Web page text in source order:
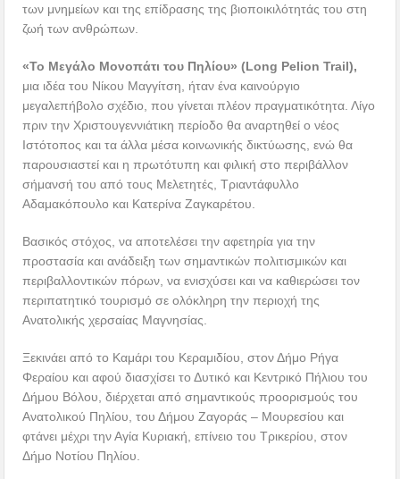
των μνημείων και της επίδρασης της βιοποικιλότητάς του στη
ζωή των ανθρώπων.
«Το Μεγάλο Μονοπάτι του Πηλίου» (Long Pelion Trail),
μια ιδέα του Νίκου Μαγγίτση, ήταν ένα καινούργιο
μεγαλεπήβολο σχέδιο, που γίνεται πλέον πραγματικότητα. Λίγο
πριν την Χριστουγεννιάτικη περίοδο θα αναρτηθεί ο νέος
Ιστότοπος και τα άλλα μέσα κοινωνικής δικτύωσης, ενώ θα
παρουσιαστεί και η πρωτότυπη και φιλική στο περιβάλλον
σήμανσή του από τους Μελετητές, Τριαντάφυλλο
Αδαμακόπουλο και Κατερίνα Ζαγκαρέτου.
Βασικός στόχος, να αποτελέσει την αφετηρία για την
προστασία και ανάδειξη των σημαντικών πολιτισμικών και
περιβαλλοντικών πόρων, να ενισχύσει και να καθιερώσει τον
περιπατητικό τουρισμό σε ολόκληρη την περιοχή της
Ανατολικής χερσαίας Μαγνησίας.
Ξεκινάει από το Καμάρι του Κεραμιδίου, στον Δήμο Ρήγα
Φεραίου και αφού διασχίσει το Δυτικό και Κεντρικό Πήλιου του
Δήμου Βόλου, διέρχεται από σημαντικούς προορισμούς του
Ανατολικού Πηλίου, του Δήμου Ζαγοράς – Μουρεσίου και
φτάνει μέχρι την Αγία Κυριακή, επίνειο του Τρικερίου, στον
Δήμο Νοτίου Πηλίου.